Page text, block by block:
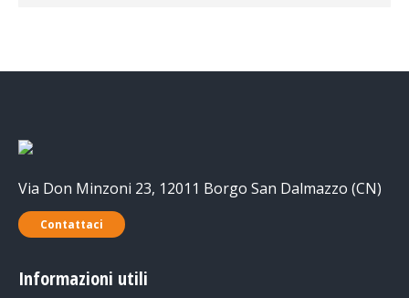
Via Don Minzoni 23, 12011 Borgo San Dalmazzo (CN)
Contattaci
Informazioni utili